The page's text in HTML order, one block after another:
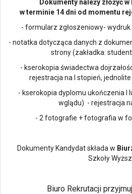
Dokumenty należy złożyć
w terminie 14 dni od momentu
- formularz zgłoszeniowy-
- notatka dotycząca danych z
strony (zakładka:
- kserokopia świadectwa
rejestracja na I stopień,
- kserokopia dyplomu ukończenia I
wglądu) - rejestracja
- 2 fotografie + fotografia w
Dokumenty Kandydat składa w
Szkoły
Biuro Rekrutacji